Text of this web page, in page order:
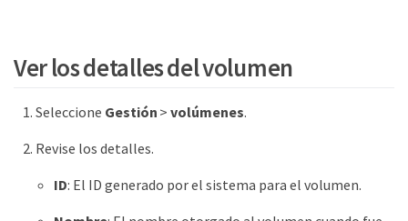
Ver los detalles del volumen
Seleccione Gestión >volúmenes.
Revise los detalles.
ID: El ID generado por el sistema para el volumen.